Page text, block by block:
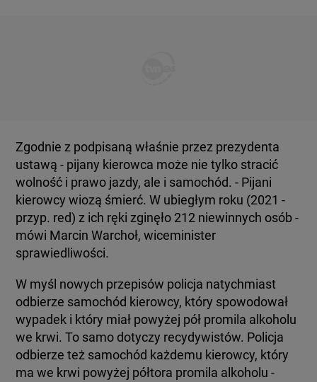
Zgodnie z podpisaną właśnie przez prezydenta
ustawą - pijany kierowca może nie tylko stracić
wolność i prawo jazdy, ale i samochód. - Pijani
kierowcy wiozą śmierć. W ubiegłym roku (2021 -
przyp. red) z ich ręki zginęło 212 niewinnych osób -
mówi Marcin Warchoł, wiceminister
sprawiedliwości.
W myśl nowych przepisów policja natychmiast
odbierze samochód kierowcy, który spowodował
wypadek i który miał powyżej pół promila alkoholu
we krwi. To samo dotyczy recydywistów. Policja
odbierze też samochód każdemu kierowcy, który
ma we krwi powyżej półtora promila alkoholu -